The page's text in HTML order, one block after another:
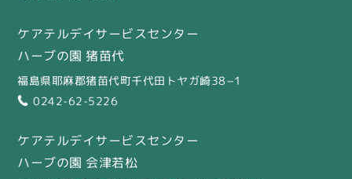
ケアテルデイサービスセンター
ハーブの園 猪苗代
福島県耶麻郡猪苗代町千代田トヤガ崎38−1
0242-62-5226
ケアテルデイサービスセンター
ハーブの園 会津若松